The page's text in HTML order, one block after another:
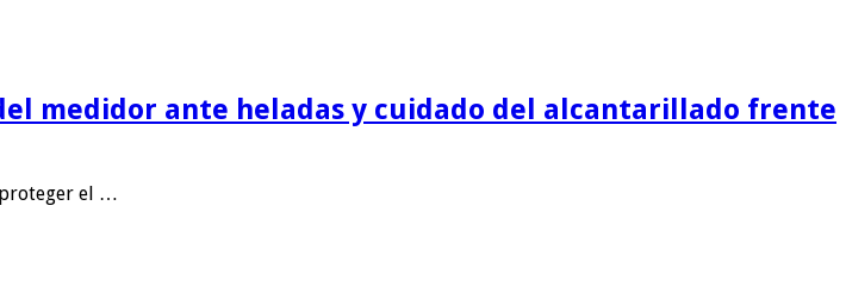
medidor ante heladas y cuidado del alcantarillado frente
proteger el …